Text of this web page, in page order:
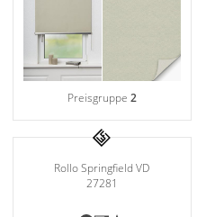
Preisgruppe 2
Rollo Springfield VD
27281